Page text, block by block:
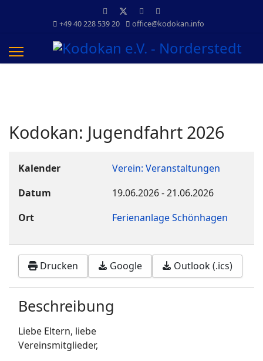
+49 40 228 539 20 office@kodokan.info
Kodokan: Jugendfahrt 2026
Kalender
Verein: Veranstaltungen
Datum
19.06.2026-21.06.2026
Ort
Ferienanlage Schönhagen
Drucken Google Outlook (.ics)
Beschreibung
Liebe Eltern, liebe
Vereinsmitglieder,